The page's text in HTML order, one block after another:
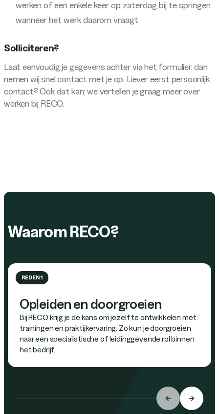
werken of een enkele keer op zaterdag bij te springen
wanneer het werk daarom vraagt
Solliciteren?
Laat eenvoudig je gegevens achter via het formulier, dan
nemen wij snel contact met je op. Liever eerst persoonlijk
contact? Ook dat kan: we vertellen je graag meer over
werken bij RECO.
Waarom RECO?
REDEN 1
Opleiden en doorgroeien
Bij RECO krijg je de kans om jezelf te ontwikkelen met
trainingen en praktijkervaring. Zo kun je doorgroeien
naar een specialistische of leidinggevende rol binnen
het bedrijf.